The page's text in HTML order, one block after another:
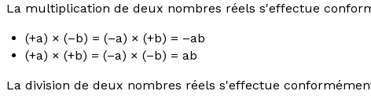
La multiplication de deux nombres réels s'effectue
(+a) × (–b) = (–a) × (+b) = –ab
(+a) × (+b) = (–a) × (–b) = ab
La division de deux nombres réels s'effectue